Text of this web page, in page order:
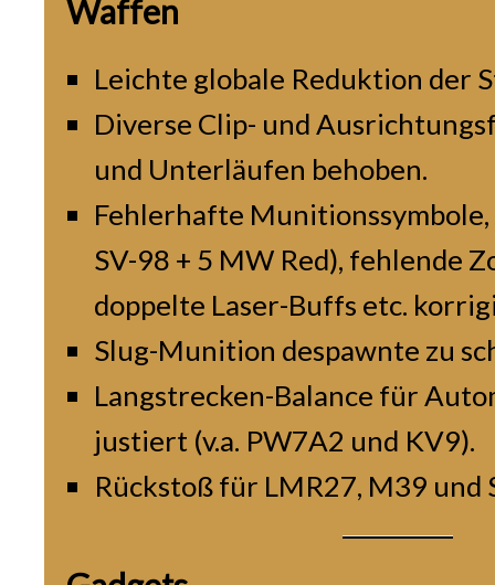
Waffen
Leichte globale Reduktion der
Diverse Clip- und
und Unterläufen behoben.
Fehlerhafte Munitionssymbole,
SV-98 + 5 MW Red), fehlende
doppelte Laser-Buffs etc.
Slug-Munition despawnte zu
Langstrecken-Balance für
justiert (v.a. PW7A2 und KV9).
Rückstoß für LMR27, M39